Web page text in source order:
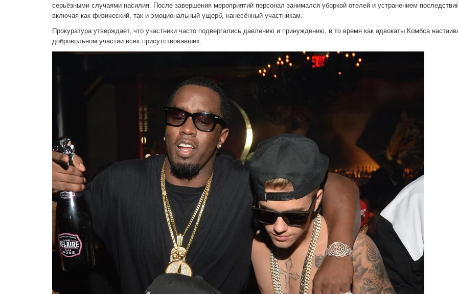
серьёзными случаями насилия. После завершения мероприятий персонал занимался уборкой отелей и устранением
включая как физический, так и эмоциональный ущерб, нанесённый участникам.
Прокуратура утверждает, что участники часто подвергались давлению и принуждению, в то время как адвокаты Комбса
добровольном участии всех присутствовавших.